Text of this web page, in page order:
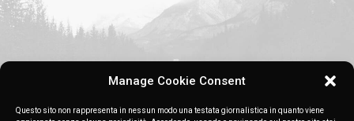
Manage Cookie Consent
Questo sito non rappresenta in nessun modo una testata giornalistica in quanto viene